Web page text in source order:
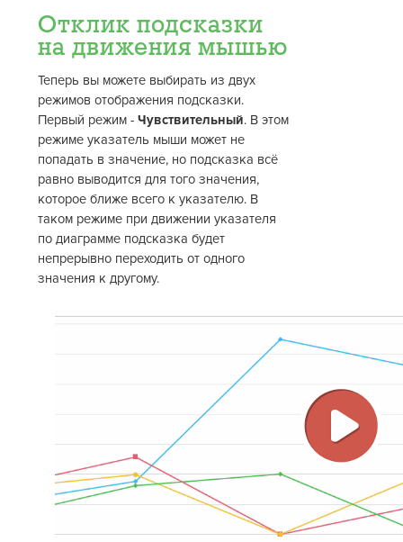
Отклик подсказки
на движения мышью
Теперь вы можете выбирать из двух
режимов отображения подсказки.
Первый режим -Чувствительный. В этом
режиме указатель мыши может не
попадать в значение, но подсказка всё
равно выводится для того значения,
которое ближе всего к указателю. В
таком режиме при движении указателя
по диаграмме подсказка будет
непрерывно переходить от одного
значения к другому.